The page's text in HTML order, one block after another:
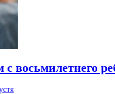
с восьмилетнего